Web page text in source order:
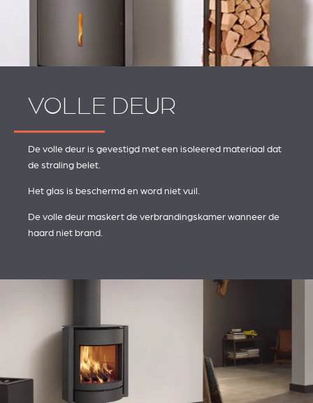
VOLLE DEUR
De volle deur is gevestigd met een isoleered materiaal dat
de straling belet.
Het glas is beschermd en word niet vuil.
De volle deur maskert de verbrandingskamer wanneer de
haard niet brand.